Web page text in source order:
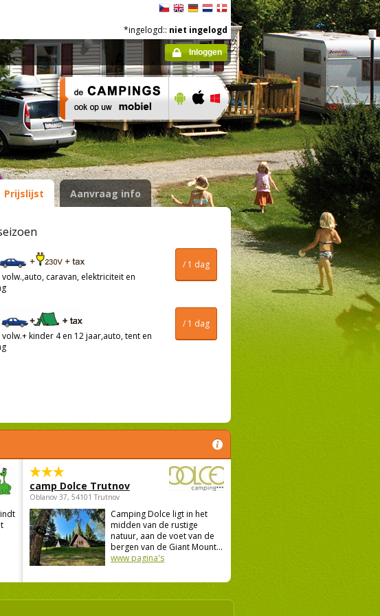
*ingelogd:: niet ingelogd
Inloggen
Prijslijst Aanvraag info
/ 1 dag
caravan, elektriciteit en
/ 1 dag
kinder 4 en 12 jaar,auto, tent en
camp Dolce Trutnov
Oblanov 37, 54101 Trutnov
Camping Dolce ligt in het
midden van de rustige
natuur, aan de voet van de
bergen van de Giant Mount...
www pagina's